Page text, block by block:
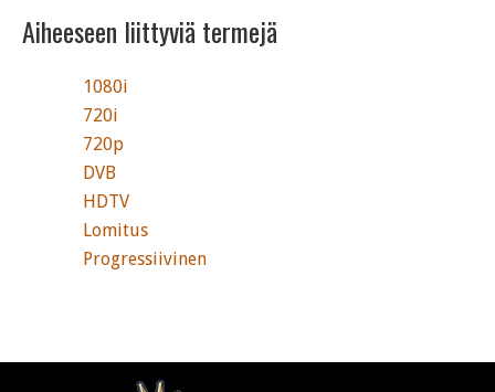
Aiheeseen liittyviä termejä
1080i
720i
720p
DVB
HDTV
Lomitus
Progressiivinen